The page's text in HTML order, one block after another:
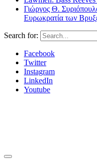
Γιώργος Θ.
Ευρωκρατία των
Search for:
Facebook
Twitter
Instagram
LinkedIn
Youtube